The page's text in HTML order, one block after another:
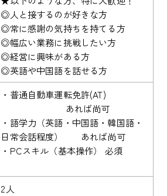
◎人と接するのが好きな方
◎常に感謝の気持ちを持てる方
◎幅広い業務に挑戦したい方
◎経営に興味がある方
◎英語や中国語を話せる方
・普通自動車運転免許(AT)
あれば尚可
・語学力（英語・中国語・韓国語・
日常会話程度） あれば尚可
・PCスキル（基本操作） 必須
2人